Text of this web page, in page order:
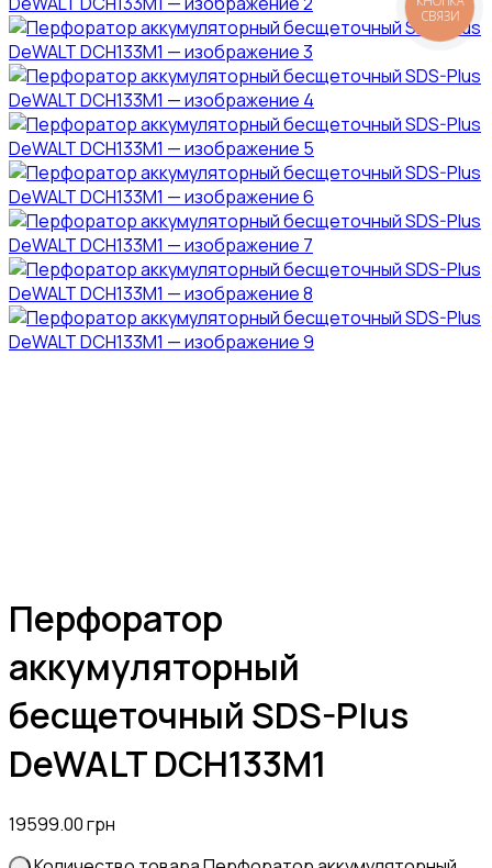
Перфоратор
аккумуляторный
бесщеточный SDS-Plus
DeWALT DCH133M1
19599.00грн
СВЯЗИ